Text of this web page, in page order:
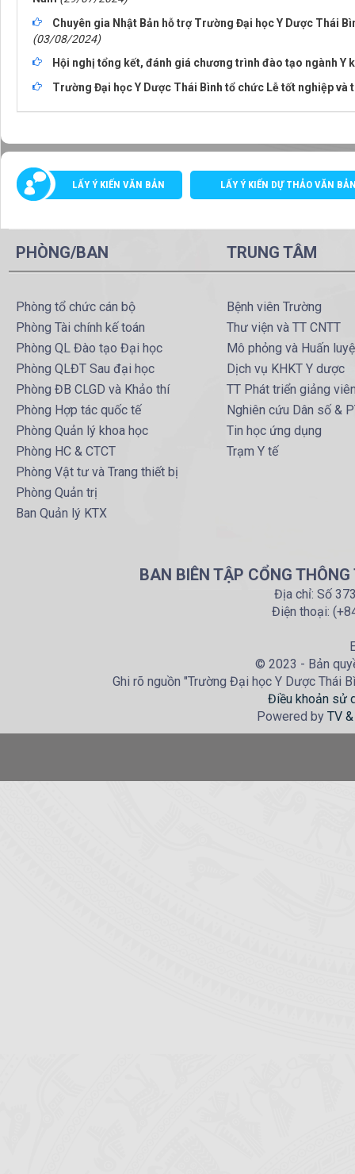
Chuyên gia Nhật Bản hỗ trợ Trường Đại học Y Dược Thái
(03/08/2024)
Hội nghị tổng kết, đánh giá chương trình đào tạo ngành Y
Trường Đại học Y Dược Thái Bình tổ chức Lễ tốt nghiệp và
LẤY Ý KIẾN VĂN BẢN LẤY Ý KIẾN DỰ THẢO VĂN
PHÒNG/BAN
Phòng tổ chức cán bộ
Phòng Tài chính kế toán
Phòng QL Đào tạo Đại học
Phòng QLĐT Sau đại học
Phòng ĐB CLGD và Khảo thí
Phòng Hợp tác quốc tế
Phòng Quản lý khoa học
Phòng HC & CTCT
Phòng Vật tư và Trang thiết bị
Phòng Quản trị
Ban Quản lý KTX
TRUNG TÂM
Bệnh viên Trường
Thư viện và TT CNTT
Mô phỏng và Huấn
Dịch vụ KHKT Y dược
TT Phát triển giảng
Nghiên cứu Dân số &
Tin học ứng dụng
Trạm Y tế
BAN BIÊN TẬP CỔNG
Địa chỉ: Số
Điện thoại:
© 2023 - Bản
Ghi rõ nguồn "Trường Đại học Y Dược Thái
Điều khoản sử
Powered by TV